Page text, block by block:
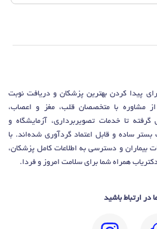
پیدا کردن بهترین پزشکان و دریافت نوبت
مشاوره با متخصصان قلب، مغز و اعصاب،
تا خدمات تصویربرداری، آزمایشگاه و
ساده و قابل اعتماد گردآوری شده‌اند. با
و دسترسی به اطلاعات کامل پزشکان،
همراه شما برای سلامت امروز و فردا.
در ارتباط باشید